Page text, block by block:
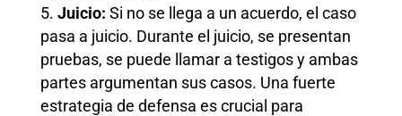
Juicio: Si no se llega a un acuerdo, el caso
pasa a juicio. Durante el juicio, se presentan
pruebas, se puede llamar a testigos y ambas
partes argumentan sus casos. Una fuerte
estrategia de defensa es crucial para